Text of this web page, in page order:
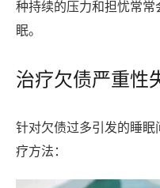
种持续的压力和担忧常
眠。
治疗欠债严重性
针对欠债过多引发的睡
疗方法：